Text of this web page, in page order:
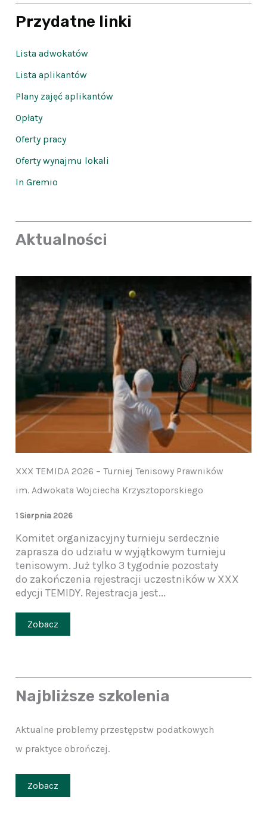
Przydatne linki
Lista adwokatów
Lista aplikantów
Plany zajęć aplikantów
Opłaty
Oferty pracy
Oferty wynajmu lokali
In Gremio
Aktualności
XXX TEMIDA 2026 – Turniej Tenisowy Prawników
im. Adwokata Wojciecha Krzysztoporskiego
1 Sierpnia 2026
Komitet organizacyjny turnieju serdecznie
zaprasza do udziału w wyjątkowym turnieju
tenisowym. Już tylko 3 tygodnie pozostały
do zakończenia rejestracji uczestników w XXX
edycji TEMIDY. Rejestracja jest...
Zobacz
Najbliższe szkolenia
Aktualne problemy przestępstw podatkowych
w praktyce obrończej.
Zobacz